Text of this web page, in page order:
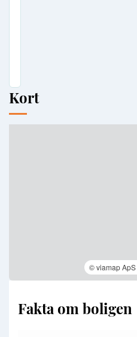
Kort
© viamap ApS
Fakta om boligen